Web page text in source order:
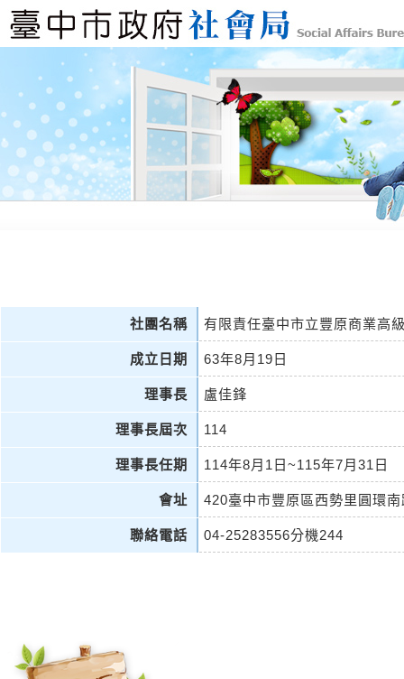
社團名稱 有限責任臺中市立豐原商業高
成立日期 63年8月19日
理事長 盧佳鋒
理事長屆次 114
理事長任期 114年8月1日~115年7月31日
會址 420臺中市豐原區西勢里圓環
聯絡電話 04-25283556分機244